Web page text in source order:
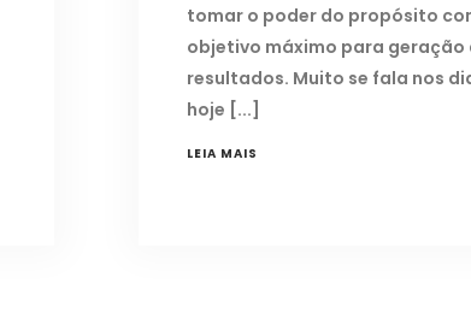
tomar o poder do propósito
objetivo máximo para geração
resultados. Muito se fala nos
hoje
LEIA MAIS